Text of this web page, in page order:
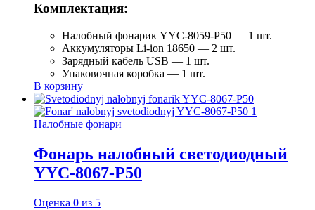
Комплектация:
Налобный фонарик YYC-8059-P50 — 1 шт.
Аккумуляторы Li-ion 18650 — 2 шт.
Зарядный кабель USB — 1 шт.
Упаковочная коробка — 1 шт.
В корзину
Налобные фонари
Фонарь налобный светодиодный
YYC-8067-P50
Оценка 0 из 5